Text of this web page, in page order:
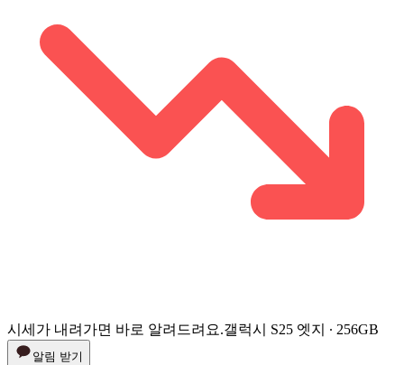
시세가 내려가면 바로 알려드려요.갤럭시 S25 엣지 ∙ 256GB
알림 받기